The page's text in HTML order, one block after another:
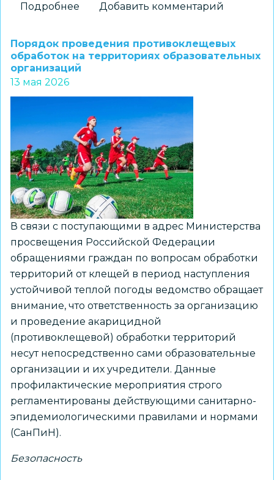
Подробнее
объяснили,
как
жертвой
вербовки
Добавить комментарий
Порядок проведения противоклещевых
обработок на территориях образовательных
организаций
13 мая 2026
В связи с поступающими в адрес Министерства
просвещения Российской Федерации
обращениями граждан по вопросам обработки
территорий от клещей в период наступления
устойчивой теплой погоды ведомство обращает
внимание, что ответственность за организацию
и проведение акарицидной
(противоклещевой) обработки территорий
несут непосредственно сами образовательные
организации и их учредители. Данные
профилактические мероприятия строго
регламентированы действующими санитарно-
эпидемиологическими правилами и нормами
(СанПиН).
Безопасность